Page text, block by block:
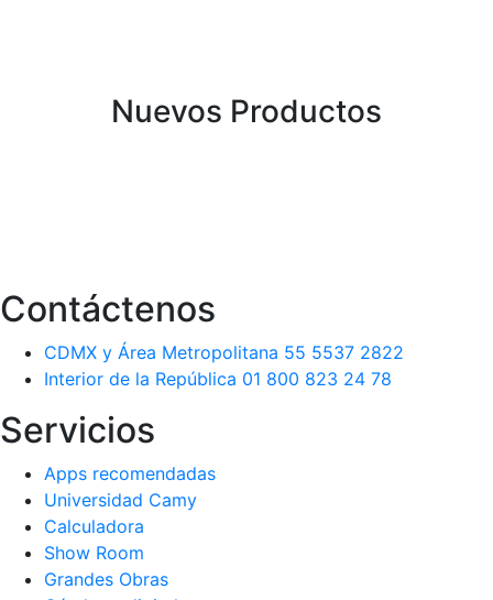
Nuevos Productos
Contáctenos
CDMX y Área Metropolitana 55 5537 2822
Interior de la República 01 800 823 24 78
Servicios
Apps recomendadas
Universidad Camy
Calculadora
Show Room
Grandes Obras